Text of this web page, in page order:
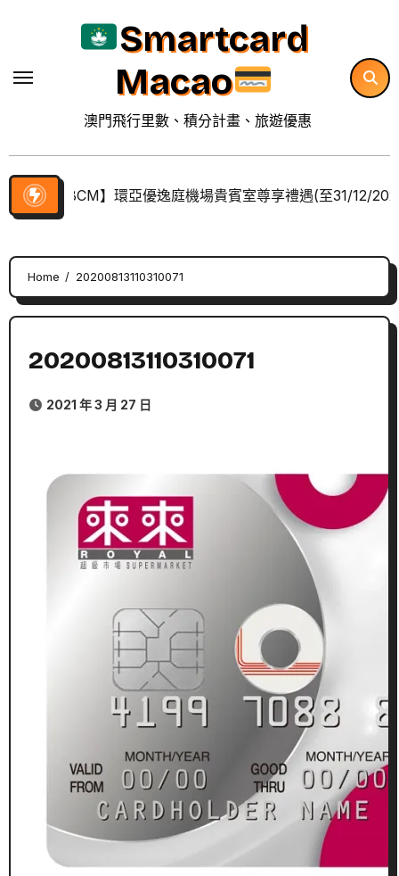
Smartcard
Macao
澳門飛行里數、積分計畫、旅遊優惠
【BCM】環亞優逸庭機場貴賓室尊享禮遇(至31/12/
Home 20200813110310071
20200813110310071
2021 年 3 月 27 日